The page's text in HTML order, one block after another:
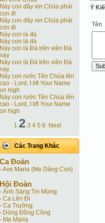
Này con đây xin Chúa phái
con đi
Này con đây xin Chúa phái
con đi
Này con là đá
Này con là đá
Này con là Ðá trên viên Ðá
này
Này con là Ðá trên viên Ðá
này
Này con rước Tên Chúa lên
cao - Lord, I lift Your Name
on high
Này con rước Tên Chúa lên
cao - Lord, I lift Your Name
on high
1 2 3 4 5 6 Next
Các Trang Khác
Ca Ðoàn
-Ave Maria (Mẹ Dâng Con)
Hội Ðoàn
- Ánh Sáng Tin Mừng
- Ca Lên Đi
- Ca Trưởng
- Dòng Đồng Công
- Mẹ Maria
Ý
Tên